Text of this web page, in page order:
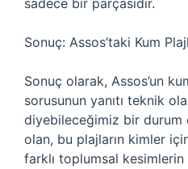
sadece bir parçasıdır.
Sonuç: Assos’taki Kum
Sonuç olarak, Assos’un
sorusunun yanıtı teknik
diyebileceğimiz bir durum
olan, bu plajların kimler
farklı toplumsal kesimlerin